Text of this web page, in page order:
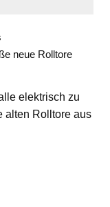
neue Rolltore
elektrisch zu
alten Rolltore aus